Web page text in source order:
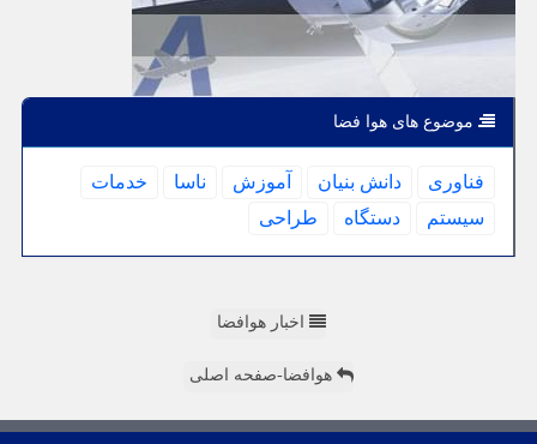
موضوع های هوا فضا
فناوری دانش بنیان آموزش ناسا
خدمات
سیستم
دستگاه طراحی
اخبار هوافضا
هوافضا-صفحه اصلی